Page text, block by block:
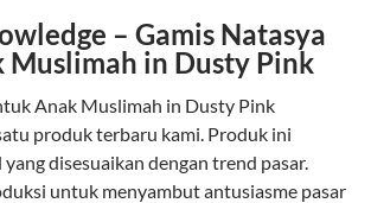
– Gamis Natasya
Muslimah in Dusty Pink
Anak Muslimah in Dusty Pink
produk terbaru kami. Produk ini
disesuaikan dengan trend pasar.
untuk menyambut antusiasme pasar